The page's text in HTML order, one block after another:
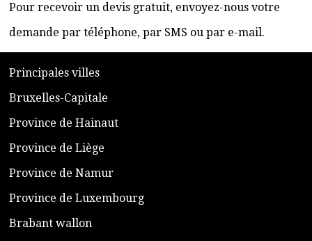
Pour recevoir un devis gratuit, envoyez-nous votre
demande par téléphone, par SMS ou par e-mail.
​Principales villes
​Bruxelles-Capitale
​Province de Hainaut
Province de Liège
​Province de Namur
​Province de Luxembourg
​Brabant wallon